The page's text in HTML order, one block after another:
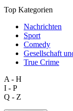
Top Kategorien
Nachrichten
Sport
Comedy
Gesellschaft
True Crime
A - H
I - P
Q - Z